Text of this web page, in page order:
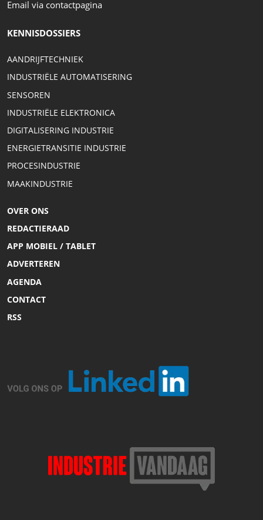
Email via contactpagina
KENNISDOSSIERS
AANDRIJFTECHNIEK
INDUSTRIËLE AUTOMATISERING
SENSOREN
INDUSTRIËLE ELEKTRONICA
DIGITALISERING INDUSTRIE
ENERGIETRANSITIE INDUSTRIE
PROCESINDUSTRIE
MAAKINDUSTRIE
OVER ONS
REDACTIERAAD
APP MOBIEL / TABLET
ADVERTEREN
AGENDA
CONTACT
RSS